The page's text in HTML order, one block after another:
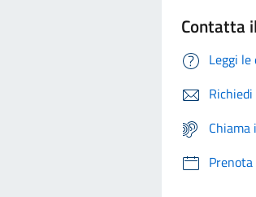
Contatta
Leggi